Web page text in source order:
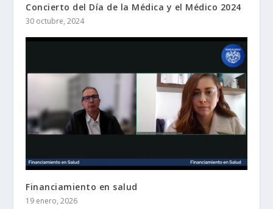
Concierto del Día de la Médica y el Médico 2024
30 octubre, 2024
Financiamiento en salud
19 enero, 2026